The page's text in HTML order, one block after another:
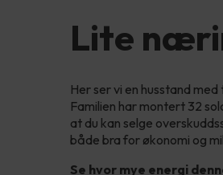
Lite
Her ser vi en husstand
Familien har montert 32
at du kan selge
både bra for økonomi og
Se hvor mye energi